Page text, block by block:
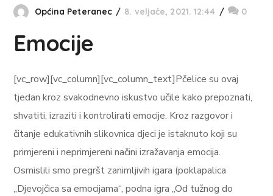
Općina Peteranec 8. veljače, 2021. 12:44 0
Emocije
[vc_row][vc_column][vc_column_text]Pčelice su ovaj
tjedan kroz svakodnevno iskustvo učile kako prepoznati,
shvatiti, izraziti i kontrolirati emocije. Kroz razgovor i
čitanje edukativnih slikovnica djeci je istaknuto koji su
primjereni i neprimjereni načini izražavanja emocija.
Osmislili smo pregršt zanimljivih igara (poklapalica
„Djevojčica sa emocijama“, podna igra „Od tužnog do